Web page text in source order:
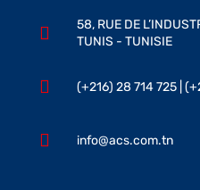
58, RUE DE
TUNIS - TUNISIE
(+216) 28 714 725 |
info@acs.com.tn